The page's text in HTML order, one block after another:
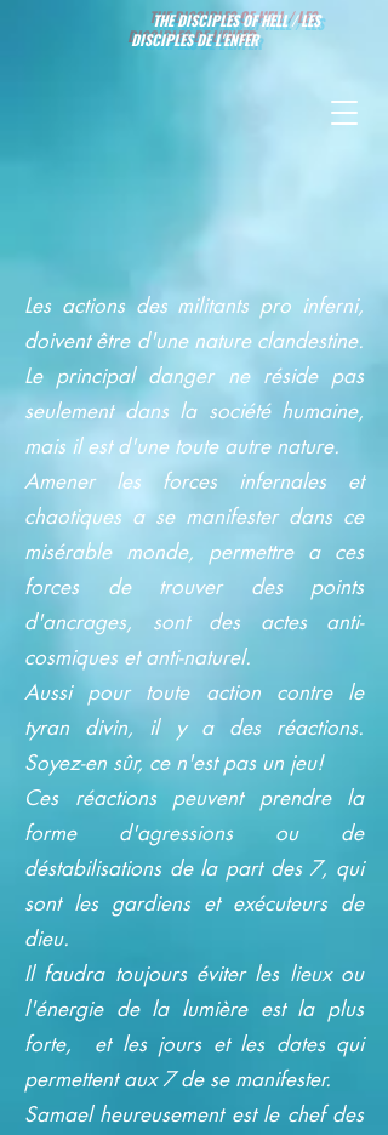
THE DISCIPLES OF HELL / LES
DISCIPLES DE L'ENFER
Les actions des militants pro inferni,
doivent être d'une nature clandestine.
Le principal danger ne réside pas
seulement dans la société humaine,
mais il est d'une toute autre nature.
Amener les forces infernales et
chaotiques a se manifester dans ce
misérable monde, permettre a ces
forces de trouver des points
d'ancrages, sont des actes anti-
cosmiques et anti-naturel.
Aussi pour toute action contre le
tyran divin, il y a des réactions.
Soyez-en sûr, ce n'est pas un jeu!
Ces réactions peuvent prendre la
forme d'agressions ou de
déstabilisations de la part des 7, qui
sont les gardiens et exécuteurs de
dieu.
Il faudra toujours éviter les lieux ou
l'énergie de la lumière est la plus
forte, et les jours et les dates qui
permettent aux 7 de se manifester.
Samael heureusement est le chef des